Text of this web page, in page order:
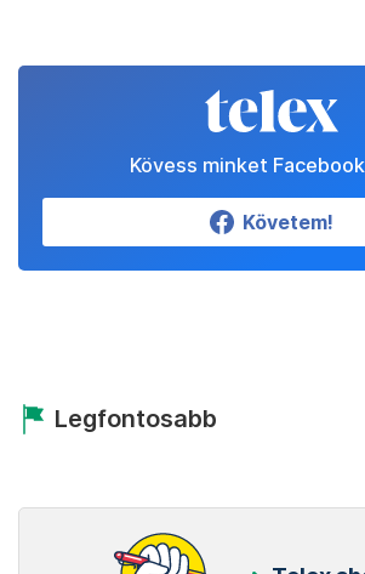
Kövess minket
Követem!
Legfontosabb